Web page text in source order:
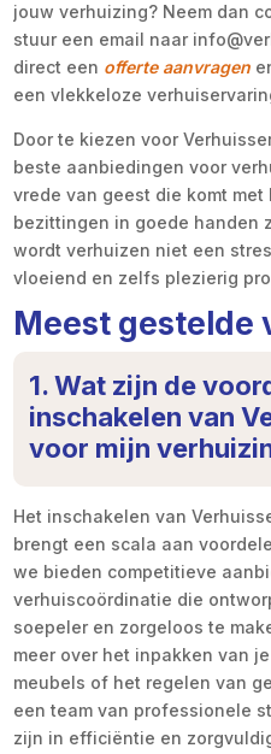
jouw verhuizing? Neem dan
stuur een email naar
direct een offerte aanvragen
een vlekkeloze
Door te kiezen voor
beste aanbiedingen voor
vrede van geest die komt
bezittingen in goede handen
wordt verhuizen niet een
vloeiend en zelfs plezierig
Meest gestelde
1. Wat zijn de
inschakelen van
voor mijn
Het inschakelen van
brengt een scala aan
we bieden competitieve
verhuiscoördinatie die
soepeler en zorgeloos te
meer over het inpakken van
meubels of het regelen van
een team van professionele
zijn in efficiëntie en